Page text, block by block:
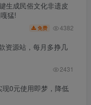
生成民俗文化非遗皮
猛!
免费 4382
资源站，每月多挣几
2431
现0元使用即梦，降低